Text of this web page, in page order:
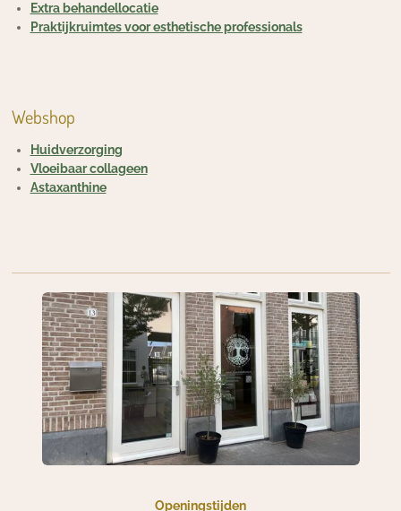
Extra behandellocatie
Praktijkruimtes voor esthetische professionals
Webshop
Huidverzorging
Vloeibaar collageen
Astaxanthine
Openingstijden